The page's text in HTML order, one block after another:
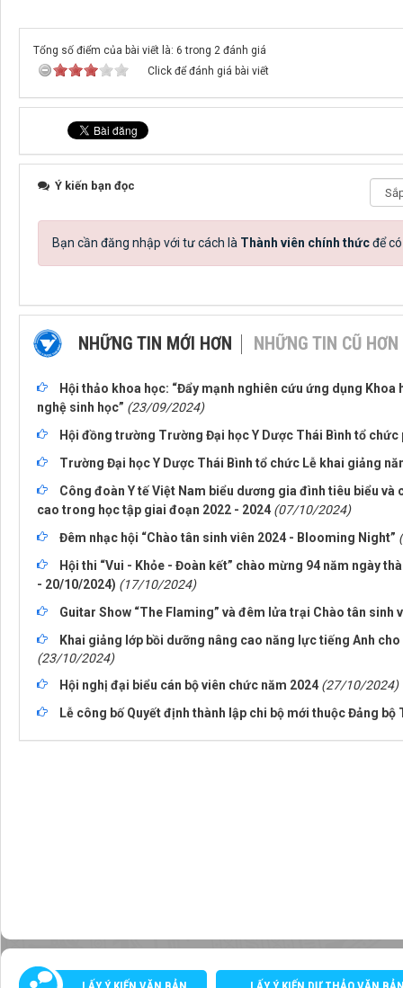
Tổng số điểm của bài viết là: 6 trong 2 đánh giá
Click để đánh giá bài viết
Ý kiến bạn đọc
Bạn cần đăng nhập với tư cách là Thành viên chính thứcđể
NHỮNG TIN MỚI HƠN NHỮNG TIN CŨ HƠN
Hội thảo khoa học: “Đẩy mạnh nghiên cứu ứng dụng
nghệ sinh học” (23/09/2024)
Hội đồng trường Trường Đại học Y Dược Thái Bình tổ chức
Trường Đại học Y Dược Thái Bình tổ chức Lễ khai giảng
Công đoàn Y tế Việt Nam biểu dương gia đình tiêu biểu
cao trong học tập giai đoạn 2022 - 2024 (07/10/2024)
Đêm nhạc hội “Chào tân sinh viên 2024 - Blooming Night”
Hội thi “Vui - Khỏe - Đoàn kết” chào mừng 94 năm ngày
- 20/10/2024) (17/10/2024)
Guitar Show “The Flaming” và đêm lửa trại Chào tân sinh
Khai giảng lớp bồi dưỡng nâng cao năng lực tiếng Anh
(23/10/2024)
Hội nghị đại biểu cán bộ viên chức năm 2024 (27/10/2024)
Lễ công bố Quyết định thành lập chi bộ mới thuộc Đảng